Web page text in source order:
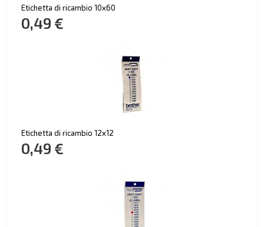
Etichetta di ricambio 10x60
0,49 €
Etichetta di ricambio 12x12
0,49 €